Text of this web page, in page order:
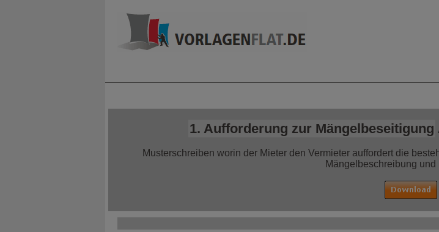
1. Aufforderung zur Mängelbeseitigung
Musterschreiben worin der Mieter den Vermieter auffordert die
Mängelbeschreibung und